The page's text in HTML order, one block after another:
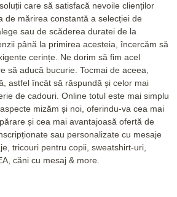
care să satisfacă nevoile clienților
de mărirea constantă a selecției de
sau de scăderea duratei de la
până la primirea acesteia, încercăm să
cerințe. Ne dorim să fim acel
să aducă bucurie. Tocmai de aceea,
astfel încât să răspundă și celor mai
de cadouri. Online totul este mai simplu
mizăm și noi, oferindu-va cea mai
și cea mai avantajoasă ofertă de
sau personalizate cu mesaje
tricouri pentru copii, sweatshirt-uri,
căni cu mesaj & more.